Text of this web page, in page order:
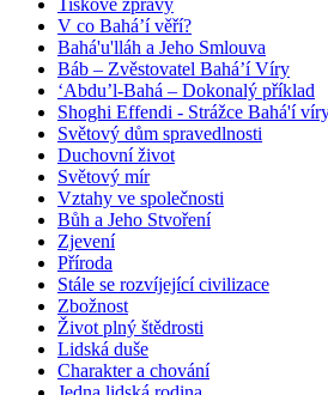
Tiskové zprávy
V co Bahá’í věří?
Bahá'u'lláh a Jeho Smlouva
Báb – Zvěstovatel Bahá’í Víry
‘Abdu’l-Bahá – Dokonalý příklad
Shoghi Effendi - Strážce Bahá'í
Světový dům spravedlnosti
Duchovní život
Světový mír
Vztahy ve společnosti
Bůh a Jeho Stvoření
Zjevení
Příroda
Stále se rozvíjející civilizace
Zbožnost
Život plný štědrosti
Lidská duše
Charakter a chování